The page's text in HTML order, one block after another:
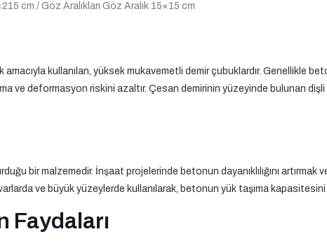
cm / Göz Aralıkları Göz Aralık 15×15 cm
kullanılan, yüksek mukavemetli demir çubuklardır. Genellikle
ve deformasyon riskini azaltır. Çesan demirinin yüzeyinde bulunan
bir malzemedir. İnşaat projelerinde betonun dayanıklılığını artırmak
ve büyük yüzeylerde kullanılarak, betonun yük taşıma
Faydaları